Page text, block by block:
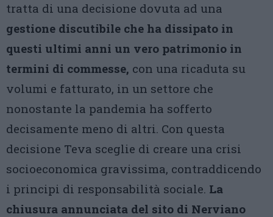
tratta di una decisione dovuta ad una
gestione discutibile che ha dissipato in
questi ultimi anni un vero patrimonio in
termini di commesse, con una ricaduta su
volumi e fatturato, in un settore che
nonostante la pandemia ha sofferto
decisamente meno di altri. Con questa
decisione Teva sceglie di creare una crisi
socioeconomica gravissima, contraddicendo
i principi di responsabilità sociale. La
chiusura annunciata del sito di Nerviano